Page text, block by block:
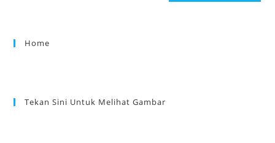
Home
Tekan Sini Untuk Melihat Gambar